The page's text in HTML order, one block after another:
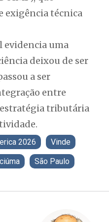
exigência técnica
evidencia uma
deixou de ser
a ser
entre
tributária
2026 Vinde
São Paulo